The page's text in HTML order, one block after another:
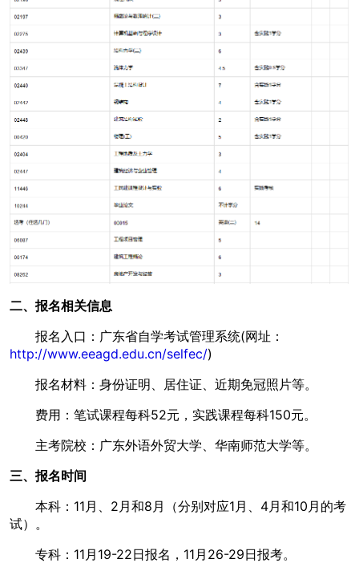
二、报名相关信息
报名入口：广东省自学考试管理系统(网址：
http://www.eeagd.edu.cn/selfec/)
报名材料：身份证明、居住证、近期免冠照片等。
费用：笔试课程每科52元，实践课程每科150元。
主考院校：广东外语外贸大学、华南师范大学等。
三、报名时间
本科：11月、2月和8月（分别对应1月、4月和10月的考
试）。
专科：11月19-22日报名，11月26-29日报考。